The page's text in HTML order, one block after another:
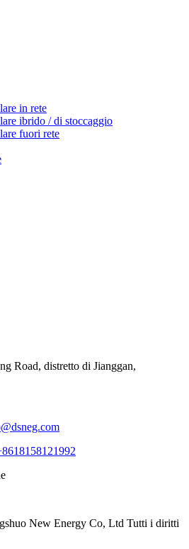
in rete
ibrido / di stoccaggio
fuori rete
Road, distretto di Jianggan,
New Energy Co, Ltd Tutti i diritti